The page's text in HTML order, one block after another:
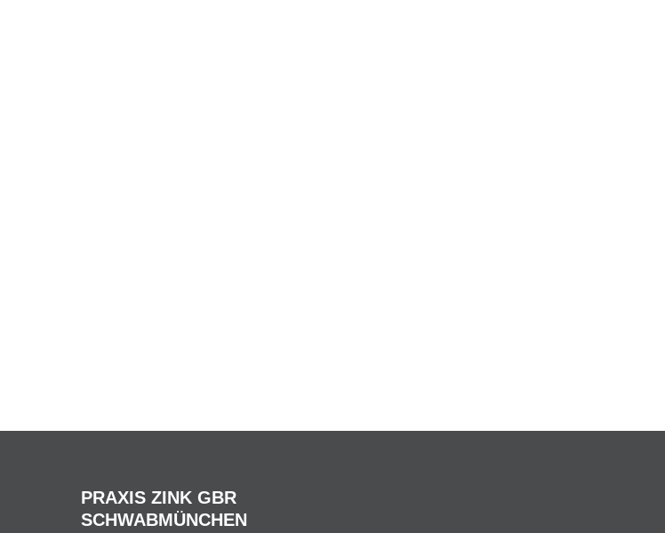
PRAXIS ZINK GBR
SCHWABMÜNCHEN